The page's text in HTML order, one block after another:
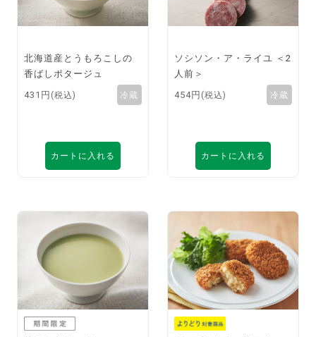
北海道産とうもろこしの
香ばしポタージュ
431円 (税込)
カートに入れる
ソシソン・ア・ライユ ＜2
人前＞
454円 (税込)
カートに入れる